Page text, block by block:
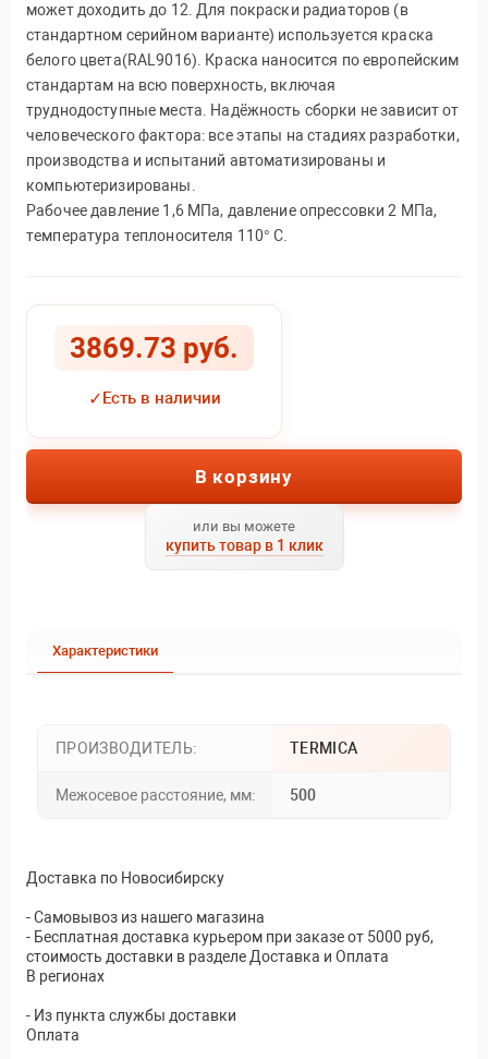
может доходить до 12. Для покраски радиаторов (в
стандартном серийном варианте) используется краска
белого цвета(RAL9016). Краска наносится по европейским
стандартам на всю поверхность, включая
труднодоступные места. Надёжность сборки не зависит от
человеческого фактора: все этапы на стадиях разработки,
производства и испытаний автоматизированы и
компьютеризированы.
Рабочее давление 1,6 МПа, давление опрессовки 2 МПа,
температура теплоносителя 110° С.
3869.73 руб.
✓Есть в наличии
В корзину
или вы можете
купить товар в 1 клик
Характеристики
ПРОИЗВОДИТЕЛЬ: TERMICA
Межосевое расстояние, мм: 500
Доставка по Новосибирску
- Самовывоз из нашего магазина
- Бесплатная доставка курьером при заказе от 5000 руб,
стоимость доставки в разделе Доставка и Оплата
В регионах
- Из пункта службы доставки
Оплата